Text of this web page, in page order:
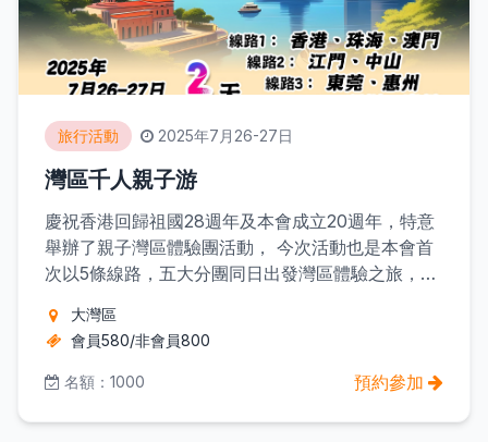
旅行活動 2025年7月26-27日
灣區千人親子游
慶祝香港回歸祖國28週年及本會成立20週年，特意
舉辦了親子灣區體驗團活動， 今次活動也是本會首
次以5條線路，五大分團同日出發灣區體驗之旅，深
大灣區
會員580/非會員800
名額：1000 預約參加